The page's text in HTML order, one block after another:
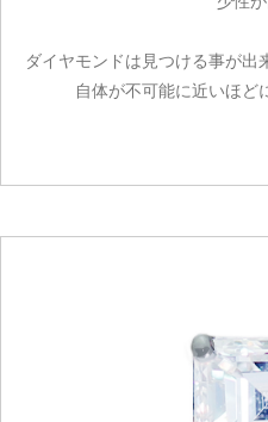
ダイヤモンドは見つける事が出
自体が不可能に近いほど